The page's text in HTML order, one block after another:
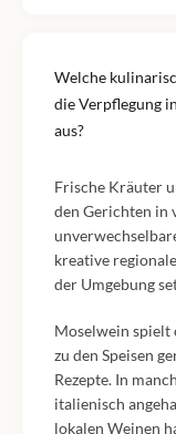
Welche
die Verpflegung
aus?
Frische Kräuter
den Gerichten in
kreative
der Umgebung
Moselwein
zu den Speisen
Rezepte. In
italienisch
lokalen Weinen